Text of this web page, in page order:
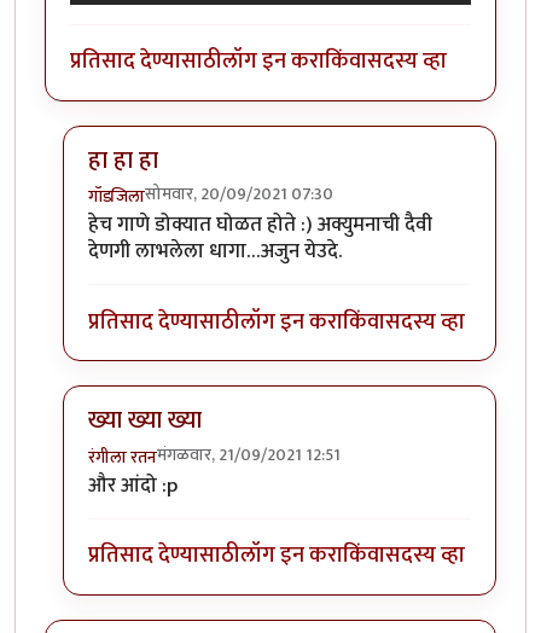
प्रतिसाद देण्यासाठीलॉग इन कराकिंवासदस्य व्हा
हा हा हा
गॉडजिलासोमवार, 20/09/2021 07:30
In reply toगंदी बात, गंदी गंदी गंदी गंदी गंदी बात.......
हेच गाणे डोक्यात घोळत होते :) अक्युमनाची दैवी
देणगी लाभलेला धागा…अजुन येउदे.
प्रतिसाद देण्यासाठीलॉग इन कराकिंवासदस्य व्हा
ख्या ख्या ख्या
रंगीला रतनमंगळवार, 21/09/2021 12:51
In reply to
और आंदो :p
प्रतिसाद देण्यासाठीलॉग इन कराकिंवासदस्य व्हा